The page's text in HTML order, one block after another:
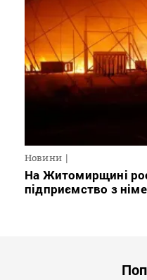
Новини
На Житомирщині
підприємство з